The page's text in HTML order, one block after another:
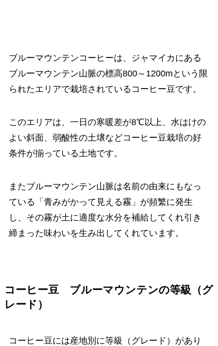
ブルーマウンテンコーヒーは、ジャマイカにある
ブルーマウンテン山脈の標高800～1200mという限
られたエリアで栽培されているコーヒー豆です。
このエリアは、一日の寒暖差が8℃以上、水はけの
よい斜面、弱酸性の土壌などコーヒー豆栽培の好
条件が揃っている土地です。
またブルーマウンテン山脈は名前の由来にもなっ
ている「青みがかって見える霧」が頻繁に発生
し、その霧が土に適度な水分を補給してくれ引き
締まった味わいを生み出してくれています。
コーヒー豆 ブルーマウンテンの等級（グ
レード）
コーヒー豆には産地別に等級（グレード）があり